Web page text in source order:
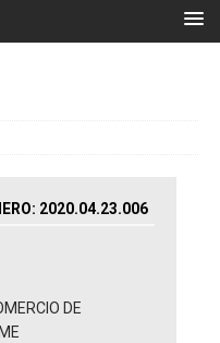
2020.04.23.006
DE